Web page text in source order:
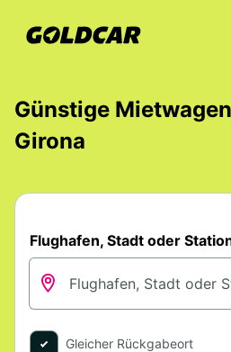
Günstige
Girona
Flughafen, Stadt oder
Gleicher Rückgabeort